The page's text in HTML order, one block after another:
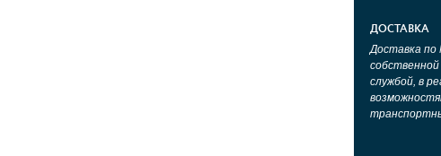
ДОСТАВКА
Доставка по
собственной
службой, в